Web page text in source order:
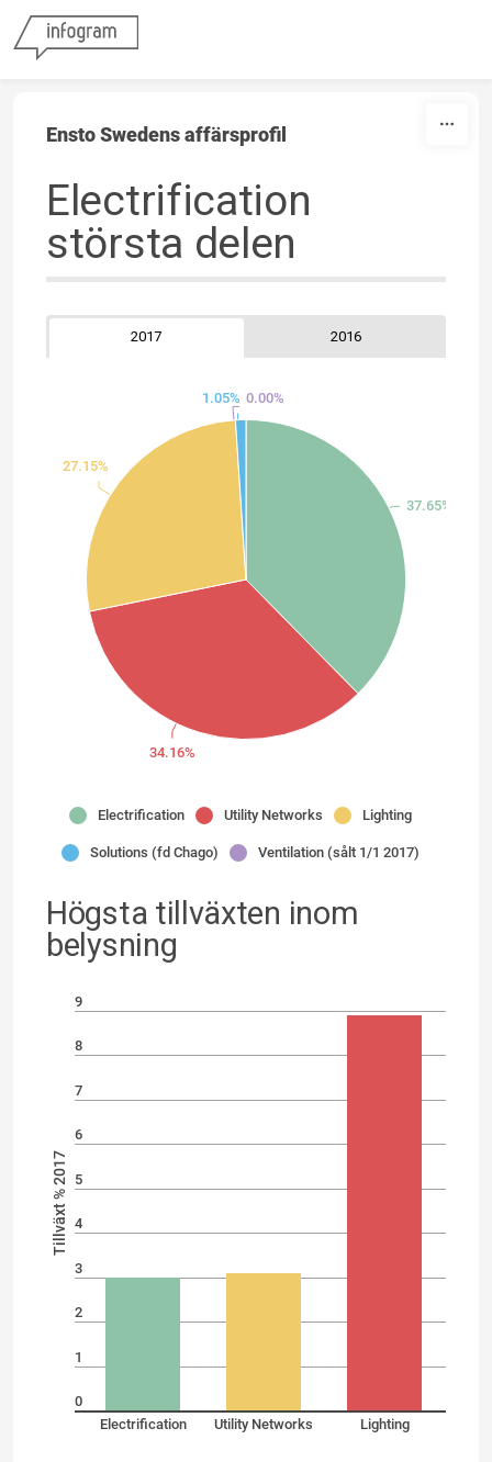
Ensto Swedens affärsprofil
Electrification
största delen
2017 2016
Electrification Utility Networks Lighting
Solutions (fd Chago) Ventilation (sålt 1/1 2017)
37.65%
34.16%
27.15%
1.05% 0.00%
Högsta tillväxten inom
belysning
9
8
7
6
5
4
3
2
1
0
Electrification
Utility Networks Lighting
Tillväxt % 2017